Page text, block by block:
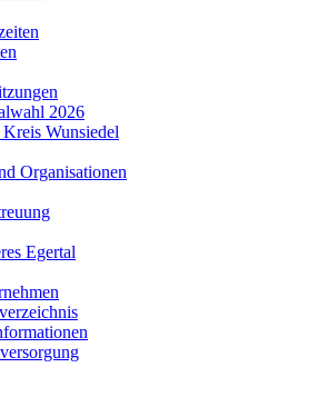
2026
Wunsiedel
Organisationen
Egertal